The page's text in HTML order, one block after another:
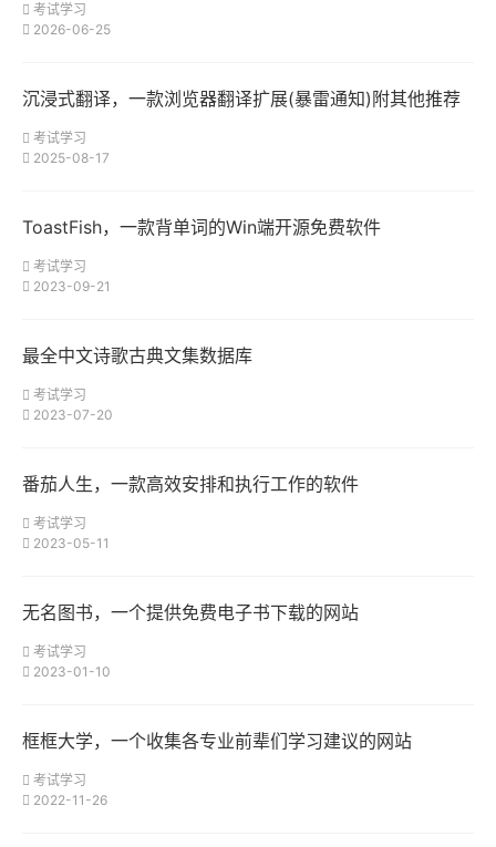
考试学习
2026-06-25
沉浸式翻译，一款浏览器翻译扩展(暴雷通知)附其他推荐
考试学习
2025-08-17
ToastFish，一款背单词的Win端开源免费软件
考试学习
2023-09-21
最全中文诗歌古典文集数据库
考试学习
2023-07-20
番茄人生，一款高效安排和执行工作的软件
考试学习
2023-05-11
无名图书，一个提供免费电子书下载的网站
考试学习
2023-01-10
框框大学，一个收集各专业前辈们学习建议的网站
考试学习
2022-11-26